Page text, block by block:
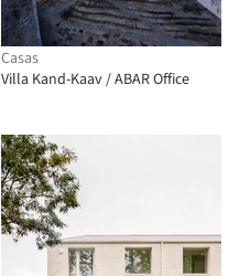
Casas
Villa Kand-Kaav / ABAR Office